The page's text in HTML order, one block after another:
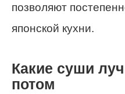
позволяют
японской кухни.
Какие суши
потом